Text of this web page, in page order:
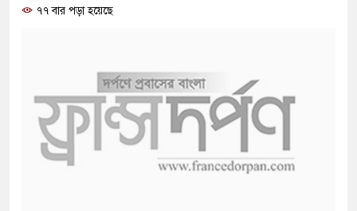
৭৭ বার পড়া হয়েছে